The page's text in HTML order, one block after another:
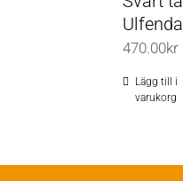
470.00kr
Lägg till i
varukorg